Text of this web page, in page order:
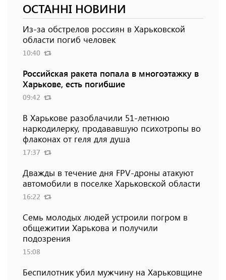
ОСТАННІ НОВИНИ
Из-за обстрелов россиян в Харьковской
области погиб человек
10:40
Российская ракета попала в многоэтажку в
Харькове, есть погибшие
09:42
В Харькове разоблачили 51-летнюю
наркодилерку, продававшую психотропы во
флаконах от геля для душа
17:37
Дважды в течение дня FPV-дроны атакуют
автомобили в поселке Харьковской области
16:22
Семь молодых людей устроили погром в
общежитии Харькова и получили
подозрения
15:08
Беспилотник убил мужчину на Харьковщине